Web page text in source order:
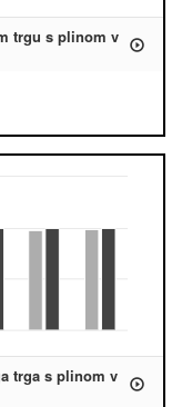
trgu s plinom v
trga s plinom v